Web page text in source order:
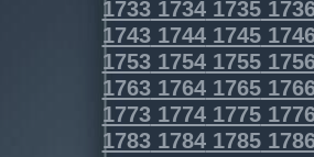
173317341735
174317441745
175317541755
176317641765
177317741775
178317841785